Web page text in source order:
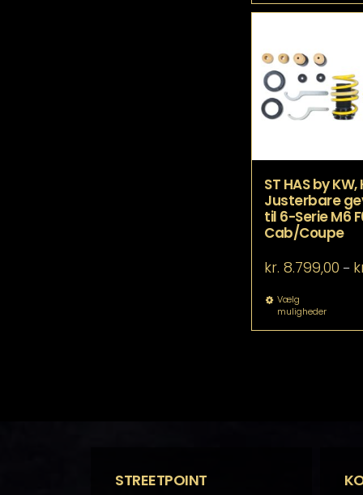
på
ST HAS by KW,
Justerbare
til 6-Serie M6
Cab/Coupe
kr. 8.799,00 –
Vælg
muligheder
STREETPOINT